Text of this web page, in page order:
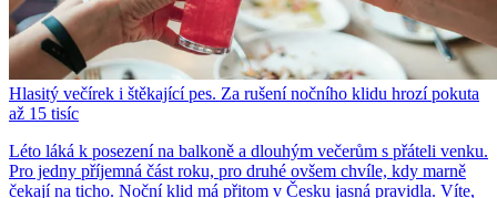
Hlasitý večírek i štěkající pes. Za rušení nočního klidu hrozí pokuta
až 15 tisíc
Léto láká k posezení na balkoně a dlouhým večerům s přáteli venku.
Pro jedny příjemná část roku, pro druhé ovšem chvíle, kdy marně
čekají na ticho. Noční klid má přitom v Česku jasná pravidla. Víte,